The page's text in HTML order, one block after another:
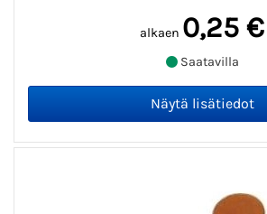
alkaen 0,25 €
Saatavilla